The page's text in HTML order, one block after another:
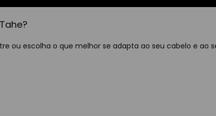
ou escolha o que melhor se adapta ao seu cabelo e ao